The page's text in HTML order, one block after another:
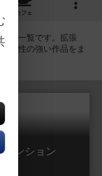
カフェ
ム一覧です。拡張
連性の強い作品をま
パンション